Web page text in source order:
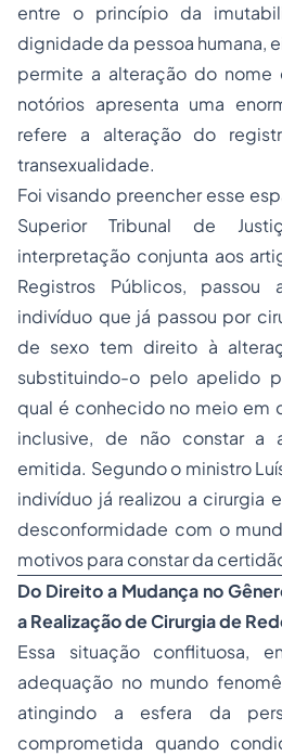
entre o princípio da
dignidade da pessoa humana,
permite a alteração do nome
notórios apresenta uma
refere a alteração do
transexualidade.
Foi visando preencher esse
Superior Tribunal de
interpretação conjunta aos
Registros Públicos,
indivíduo que já passou por
de sexo tem direito à
substituindo-o pelo apelido
qual é conhecido no meio em
inclusive, de não constar a
emitida. Segundo o ministro
indivíduo já realizou a cirurgia
desconformidade com o
motivos para constar da
Do Direito a Mudança no
a Realização de Cirurgia de
Essa situação conflituosa,
adequação no mundo
atingindo a esfera da
comprometida quando